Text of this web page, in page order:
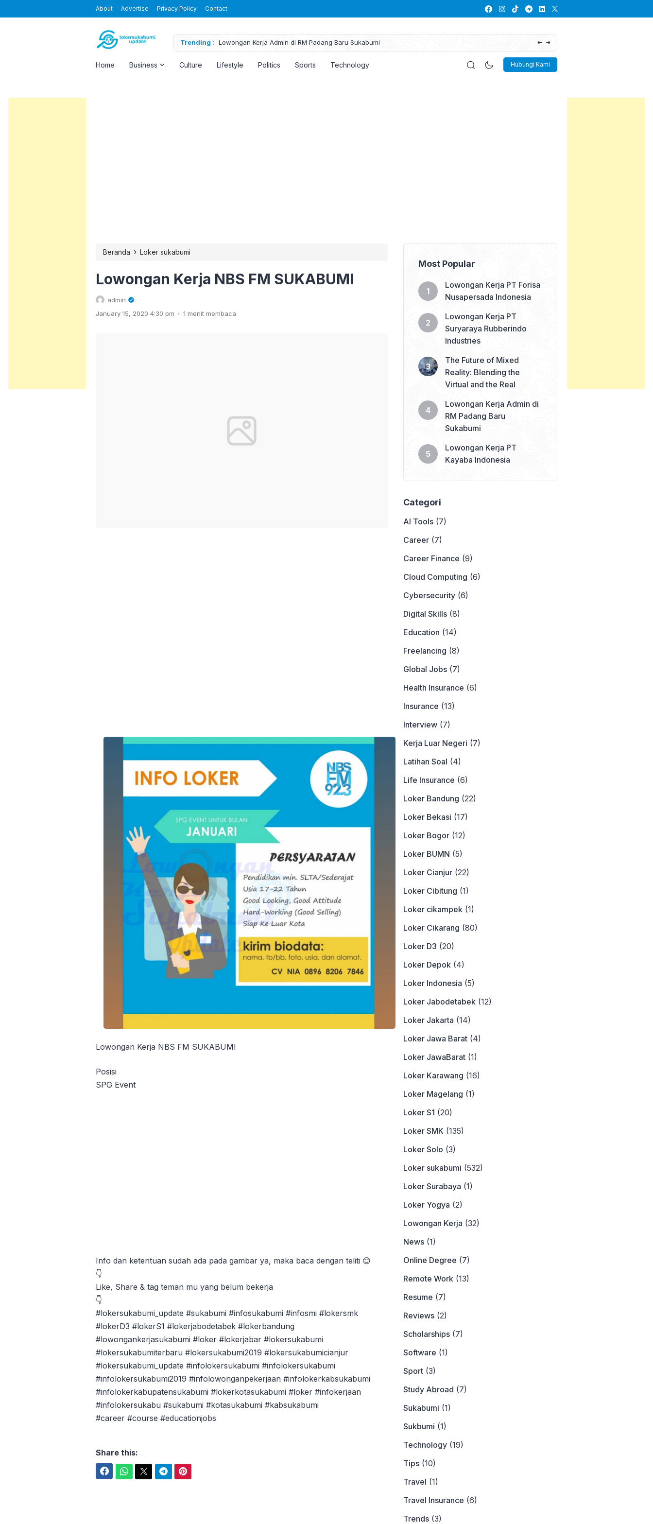
About Advertise Privacy Policy Contact
Trending : Lowongan Kerja Admin di RM Padang Baru Sukabumi Lowongan Kerja PT Kayaba Indonesia
Hubungi Kami
Home Business Culture Lifestyle Politics Sports Technology
Beranda › Loker sukabumi
Lowongan Kerja NBS FM SUKABUMI
admin
January 15, 2020 4:30 pm . 1 menit membaca
Lowongan Kerja NBS FM SUKABUMI
Posisi
SPG Event
Info dan ketentuan sudah ada pada gambar ya, maka baca dengan teliti 😊
👇
Like, Share & tag teman mu yang belum bekerja
👇
#lokersukabumi_update #sukabumi #infosukabumi #infosmi #lokersmk
#lokerD3 #lokerS1 #lokerjabodetabek #lokerbandung
#lowongankerjasukabumi #loker #lokerjabar #lokersukabumi
#lokersukabumiterbaru #lokersukabumi2019 #lokersukabumicianjur
#lokersukabumi_update #infolokersukabumi #infolokersukabumi
#infolokersukabumi2019 #infolowonganpekerjaan #infolokerkabsukabumi
#infolokerkabupatensukabumi #lokerkotasukabumi #loker #infokerjaan
#infolokersukabu #sukabumi #kotasukabumi #kabsukabumi
#career #course #educationjobs
Share this:
Most Popular
Lowongan Kerja PT Forisa
Nusapersada Indonesia
Lowongan Kerja PT
Suryaraya Rubberindo
Industries
The Future of Mixed
Reality: Blending the
Virtual and the Real
Lowongan Kerja Admin di
RM Padang Baru
Sukabumi
Lowongan Kerja PT
Kayaba Indonesia
Categori
AI Tools (7)
Career (7)
Career Finance (9)
Cloud Computing (6)
Cybersecurity (6)
Digital Skills (8)
Education (14)
Freelancing (8)
Global Jobs (7)
Health Insurance (6)
Insurance (13)
Interview (7)
Kerja Luar Negeri (7)
Latihan Soal (4)
Life Insurance (6)
Loker Bandung (22)
Loker Bekasi (17)
Loker Bogor (12)
Loker BUMN (5)
Loker Cianjur (22)
Loker Cibitung (1)
Loker cikampek (1)
Loker Cikarang (80)
Loker D3 (20)
Loker Depok (4)
Loker Indonesia (5)
Loker Jabodetabek (12)
Loker Jakarta (14)
Loker Jawa Barat (4)
Loker JawaBarat (1)
Loker Karawang (16)
Loker Magelang (1)
Loker S1 (20)
Loker SMK (135)
Loker Solo (3)
Loker sukabumi (532)
Loker Surabaya (1)
Loker Yogya (2)
Lowongan Kerja (32)
News (1)
Online Degree (7)
Remote Work (13)
Resume (7)
Reviews (2)
Scholarships (7)
Software (1)
Sport (3)
Study Abroad (7)
Sukabumi (1)
Sukbumi (1)
Technology (19)
Tips (10)
Travel (1)
Travel Insurance (6)
Trends (3)